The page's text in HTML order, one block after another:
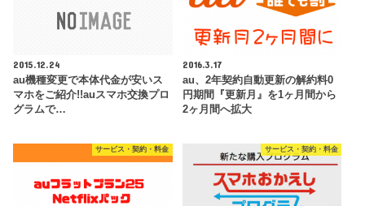
2015.12.24
au機種変更で本体代金が安いス
マホをご紹介!!auスマホ交換プロ
グラムで…
2016.3.17
au、2年契約自動更新の解約料0
円期間『更新月』を1ヶ月間から
2ヶ月間へ拡大
サービス・契約・料金 サービス・契約・料金